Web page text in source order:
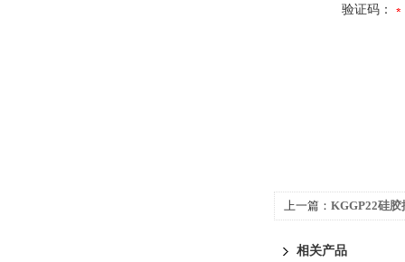
验证码：
上一篇： KGGP22硅胶
相关产品